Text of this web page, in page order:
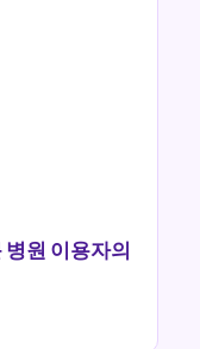
원 이용자의